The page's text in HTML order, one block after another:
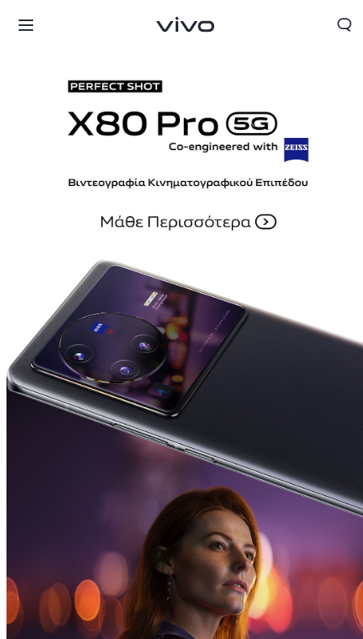
Greece | Επιλέξτε χώρα/περιοχή